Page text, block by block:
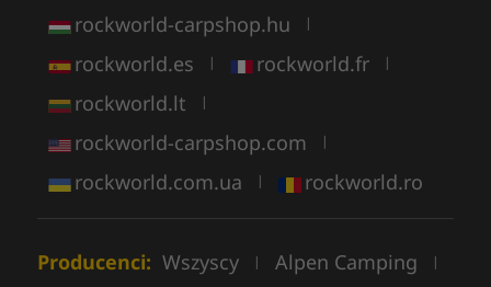
rockworld-carpshop.hu |
rockworld.es | rockworld.fr |
rockworld.lt |
rockworld-carpshop.com |
rockworld.com.ua | rockworld.ro
Producenci: Wszyscy | Alpen Camping |